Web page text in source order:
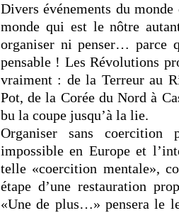
Divers événements du
monde qui est le nôtre
organiser ni penser… parce
pensable ! Les Révolutions
vraiment : de la Terreur au
Pot, de la Corée du Nord à
bu la coupe jusqu’à la lie.
Organiser sans
impossible en Europe et
telle «coercition mentale»,
étape d’une restauration
«Une de plus…» pensera le